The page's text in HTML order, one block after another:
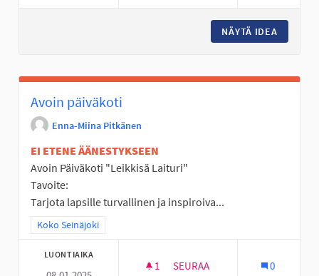
NÄYTÄ IDEA
Avoin päiväkoti
Enna-Miina Pitkänen
EI ETENE ÄÄNESTYKSEEN
Avoin Päiväkoti "Leikkisä Laituri"
Tavoite:
Tarjota lapsille turvallinen ja inspiroiva...
Rajaa tulokset teeman mukaan: Koko Seinäjoki
Koko Seinäjoki
LUONTIAIKA
1 1 SEURAAJA
SEURAA 0